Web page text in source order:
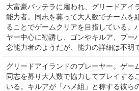
大富豪バッテラに雇われ、グリードアイ
能力者。同志を募って大人数でチームを
ることでゲームクリアを目指している。
ヤー中心に勧誘し、ゴンやキルア、プー
念能力者のようだが、能力の詳細は不明
グリードアイランドのプレーヤー。ゲー
同志を募り大人数で協力してプレイする
いる。キルアが「ハメ組」と称する彼ら